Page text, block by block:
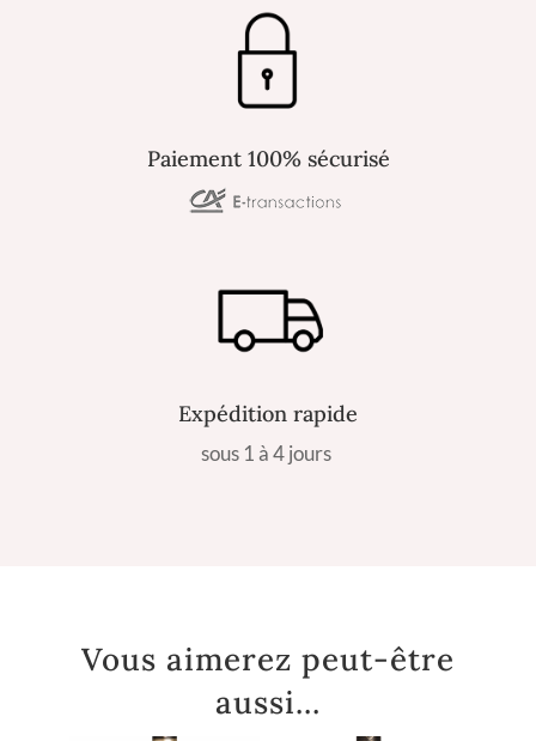
Paiement 100% sécurisé
Expédition rapide
sous 1 à 4 jours
Vous aimerez peut-être
aussi…